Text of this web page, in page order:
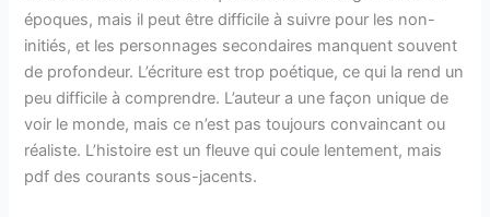
époques, mais il peut être difficile à suivre pour les non-
initiés, et les personnages secondaires manquent souvent
de profondeur. L’écriture est trop poétique, ce qui la rend un
peu difficile à comprendre. L’auteur a une façon unique de
voir le monde, mais ce n’est pas toujours convaincant ou
réaliste. L’histoire est un fleuve qui coule lentement, mais
pdf des courants sous-jacents.